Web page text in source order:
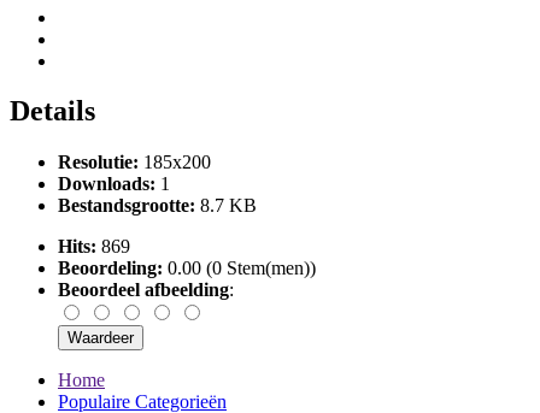
Details
Resolutie: 185x200
Downloads: 1
Bestandsgrootte: 8.7 KB
Hits: 869
Beoordeling: 0.00 (0 Stem(men))
Beoordeel afbeelding:
Home
Populaire Categorieën